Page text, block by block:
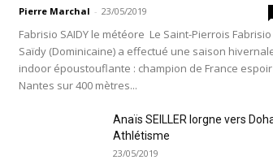
Pierre Marchal - 23/05/2019
Fabrisio SAIDY le météore Le Saint-Pierrois Fabrisio
Saïdy (Dominicaine) a effectué une saison
indoor époustouflante : champion de France
Nantes sur 400 mètres...
Anaïs SEILLER lorgne vers Doha
Athlétisme
23/05/2019